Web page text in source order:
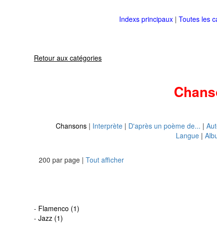
Indexs principaux | Toutes les
Retour aux catégories
Chansons | Interprète | D'après un poème de... |
Langue |
200 par page | Tout afficher
- Flamenco (1)
- Jazz (1)